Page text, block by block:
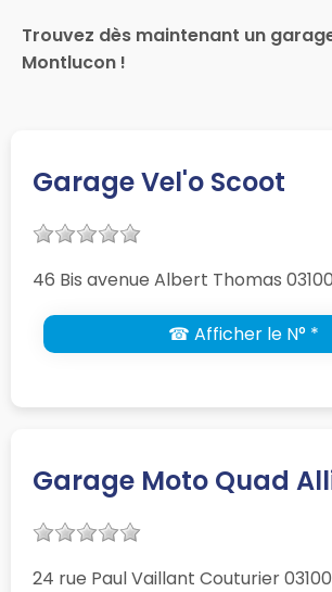
Trouvez dès maintenant un
Montlucon !
Garage Vel'o Scoot
46 Bis avenue Albert Thomas
☎ Afficher le N° *
Garage Moto Quad
24 rue Paul Vaillant Couturier